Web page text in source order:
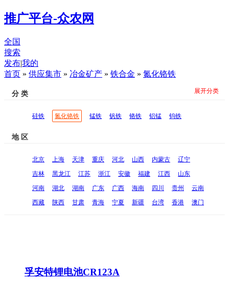
推广平台-众农网
全国
搜索
发布|我的
首页 » 供应集市 » 冶金矿产 » 铁合金 » 氮化铬铁
分 类
硅铁 氮化铬铁 锰铁 钒铁 铬铁 铝锰 钨铁
展开分类
地 区
北京 上海 天津 重庆 河北 山西 内蒙古
辽宁
吉林
黑龙江 江苏 浙江 安徽 福建 江西
山东
河南
湖北 湖南 广东 广西 海南 四川 贵州
云南
西藏
陕西 甘肃 青海 宁夏 新疆 台湾 香港 澳门
孚安特锂电池CR123A